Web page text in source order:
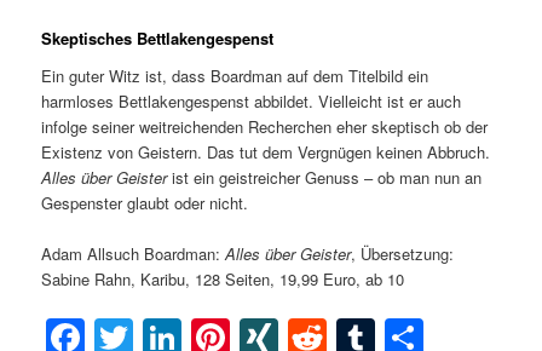
Skeptisches Bettlakengespenst
Ein guter Witz ist, dass Boardman auf dem Titelbild ein
harmloses Bettlakengespenst abbildet. Vielleicht ist er auch
infolge seiner weitreichenden Recherchen eher skeptisch ob der
Existenz von Geistern. Das tut dem Vergnügen keinen Abbruch.
Alles über Geisterist ein geistreicher Genuss – ob man nun an
Gespenster glaubt oder nicht.
Adam Allsuch Boardman:Alles über Geister, Übersetzung:
Sabine Rahn, Karibu, 128 Seiten, 19,99 Euro, ab 10
Facebook
Twitter
LinkedIn
Pinterest
XINGRedditTumblr